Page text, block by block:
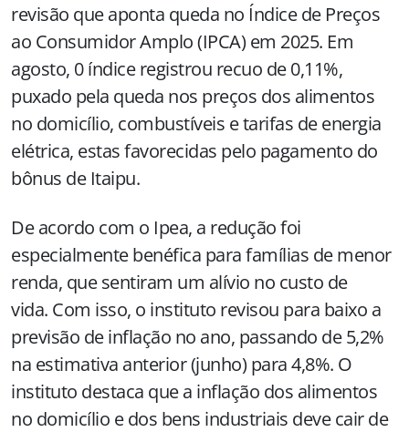
revisão que aponta queda no Índice de Preços
ao Consumidor Amplo (IPCA) em 2025. Em
agosto, 0 índice registrou recuo de 0,11%,
puxado pela queda nos preços dos alimentos
no domicílio, combustíveis e tarifas de energia
elétrica, estas favorecidas pelo pagamento do
bônus de Itaipu.
De acordo com o Ipea, a redução foi
especialmente benéfica para famílias de menor
renda, que sentiram um alívio no custo de
vida. Com isso, o instituto revisou para baixo a
previsão de inflação no ano, passando de 5,2%
na estimativa anterior (junho) para 4,8%. O
instituto destaca que a inflação dos alimentos
no domicílio e dos bens industriais deve cair de